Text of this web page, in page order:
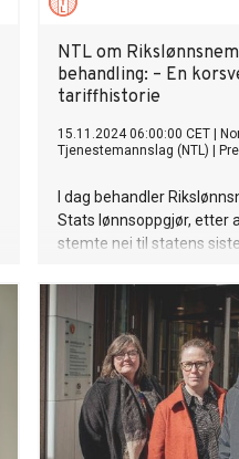
NTL om
behandling: – En
tariffhistorie
15.11.2024 06:00:00 CET
Tjenestemannslag (NTL)
I dag behandler
Stats lønnsoppgjør, etter
stemte nei til statens
til frivillig lønnsnemnd.